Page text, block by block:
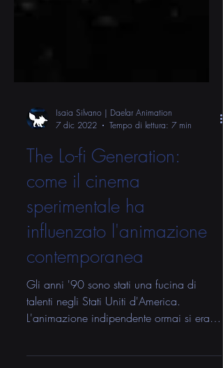
7 dic 2022
Tempo di lettura: 7 min
The Lo-fi Generation:
come il cinema
sperimentale ha
influenzato l'animazione
contemporanea
Gli anni '90 sono stati una fucina di
talenti negli Stati Uniti d'America.
strutturata ampiamente...